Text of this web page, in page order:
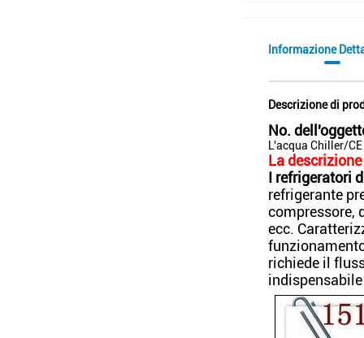
Informazione
Descrizione di
No.
L'acqua Chiller/
La descrizione
I refrigeratori
refrigerante
compressore,
ecc.
richiede il